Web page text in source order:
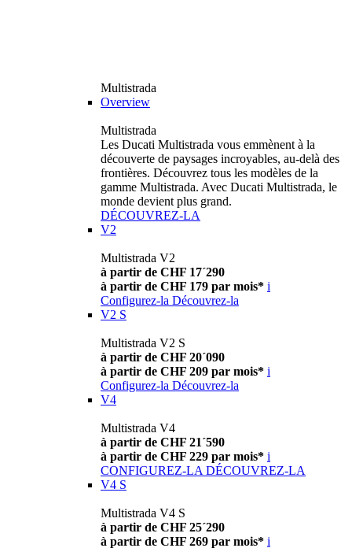
Multistrada
Overview
Multistrada
Les Ducati Multistrada vous emmènent à la
découverte de paysages incroyables, au-delà des
frontières. Découvrez tous les modèles de la
gamme Multistrada. Avec Ducati Multistrada, le
monde devient plus grand.
DÉCOUVREZ-LA
V2
Multistrada V2
à partir de CHF 17´290
à partir de CHF 179 par mois* i
Configurez-la Découvrez-la
V2 S
Multistrada V2 S
à partir de CHF 20´090
à partir de CHF 209 par mois* i
Configurez-la Découvrez-la
V4
Multistrada V4
à partir de CHF 21´590
à partir de CHF 229 par mois* i
CONFIGUREZ-LA DÉCOUVREZ-LA
V4 S
Multistrada V4 S
à partir de CHF 25´290
à partir de CHF 269 par mois* i